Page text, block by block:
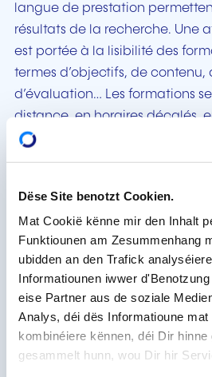
Dëse Site benotzt Cookien.
Mat Cookië kënne mir den Inhalt
Funktiounen am Zesummenhang
ubidden an den Trafick
Informatiounen iwwer
eise Partner aus de soziale
Analys, déi dës Informatioune
kombinéiere kënnen, déi Dir
gesammelt hunn, wou Dir hir
langue de prestation
résultats de la recherche. Une
est portée à la lisibilité des
termes d’objectifs, de contenu,
d’évaluation… Les formations
distance, en horaires décalés,
cours de jour. Elles peuvent
s’étaler sur plusieurs mois.
Le site renseigne également sur
d’obtenir undiplôme en
notamment via
que sur le dispositif de
Un véhicule d’information
l’accès à la formation